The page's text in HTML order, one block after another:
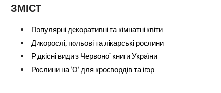
ЗМІСТ
Популярні декоративні та кімнатні квіти
Дикорослі, польові та лікарські рослини
Рідкісні види з Червоної книги України
Рослини на ‘О’ для кросвордів та ігор